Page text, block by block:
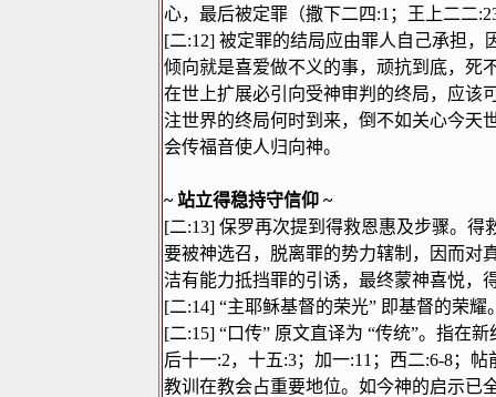
心，最后被定罪（撒下二四:1 ；王上二二
[二:12] 被定罪的结局应由罪人自己承担，
倾向就是喜爱做不义的事，顽抗到底，死
在世上扩展必引向受神审判的终局，应该
注世界的终局何时到来，倒不如关心今天
会传福音使人归向神。
~站立得稳持守信仰 ~
[二:13] 保罗再次提到得救恩惠及步骤。得
要被神选召，脱离罪的势力辖制，因而对
洁有能力抵挡罪的引诱，最终蒙神喜悦，
[二:14] “主耶稣基督的荣光” 即基督的荣耀
[二:15] “口传” 原文直译为 “传统”。指在新
后十一:2，十五:3；加一:11 ；西二:6-8；帖
教训在教会占重要地位。如今神的启示已